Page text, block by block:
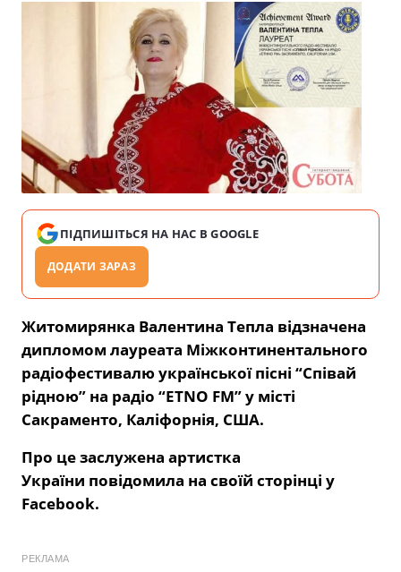
ПІДПИШІТЬСЯ НА НАС В GOOGLE
ДОДАТИ ЗАРАЗ
Житомирянка Валентина Тепла відзначена
дипломом лауреата Міжконтинентального
радіофестивалю української пісні “Співай
рідною” на радіо “ETNO FM” у місті
Сакраменто, Каліфорнія, США.
Про це заслужена артистка
України повідомила на своїй сторінці у
Facebook.
РЕКЛАМА